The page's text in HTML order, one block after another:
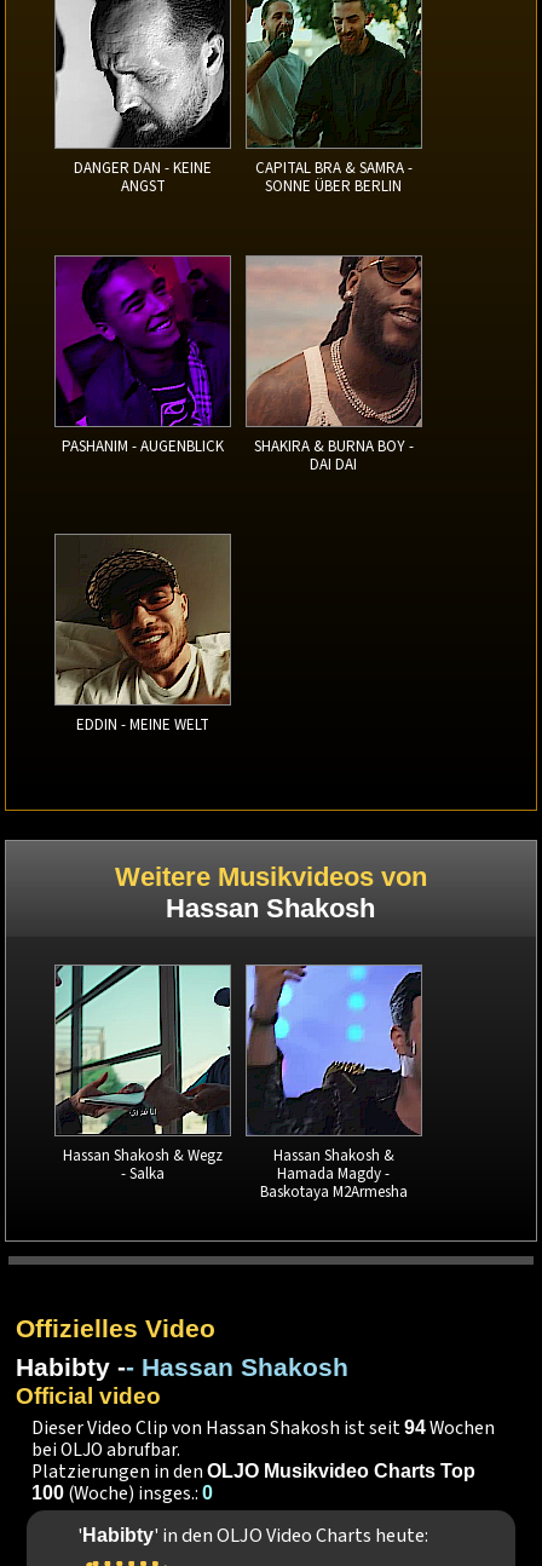
DANGER DAN - KEINE
ANGST
CAPITAL BRA & SAMRA -
SONNE ÜBER BERLIN
PASHANIM - AUGENBLICK
SHAKIRA & BURNA BOY -
DAI DAI
EDDIN - MEINE WELT
Weitere Musikvideos von
Hassan Shakosh
Hassan Shakosh & Wegz
- Salka
Hassan Shakosh &
Hamada Magdy -
Baskotaya M2Armesha
Offizielles Video
Habibty -- Hassan Shakosh
Official video
Dieser Video Clip von Hassan Shakosh ist seit94Wochen
bei OLJO abrufbar.
Platzierungen in denOLJO Musikvideo Charts Top
100 (Woche) insges.:0
'Habibty' in den OLJO Video Charts heute: